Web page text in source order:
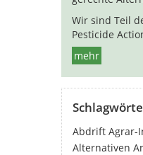
Wir sind Teil
Pesticide
mehr
Abdrift Agrar-
Alternativen